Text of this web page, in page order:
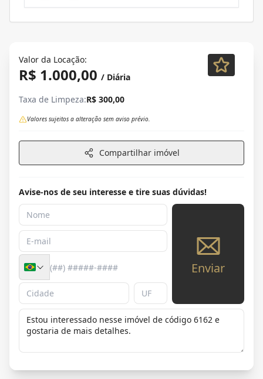
Valor da Locação:
R$ 1.000,00 / Diária
Taxa de Limpeza:R$ 300,00
Valores sujeitos a alteração sem aviso prévio.
Compartilhar imóvel
Avise-nos de seu interesse e tire suas dúvidas!
Enviar